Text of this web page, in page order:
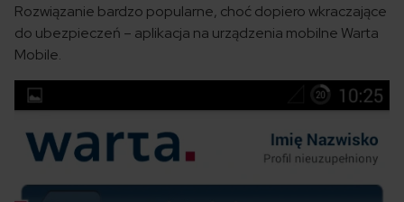
Rozwiązanie bardzo popularne, choć dopiero wkraczające
do ubezpieczeń – aplikacja na urządzenia mobilne Warta
Mobile.